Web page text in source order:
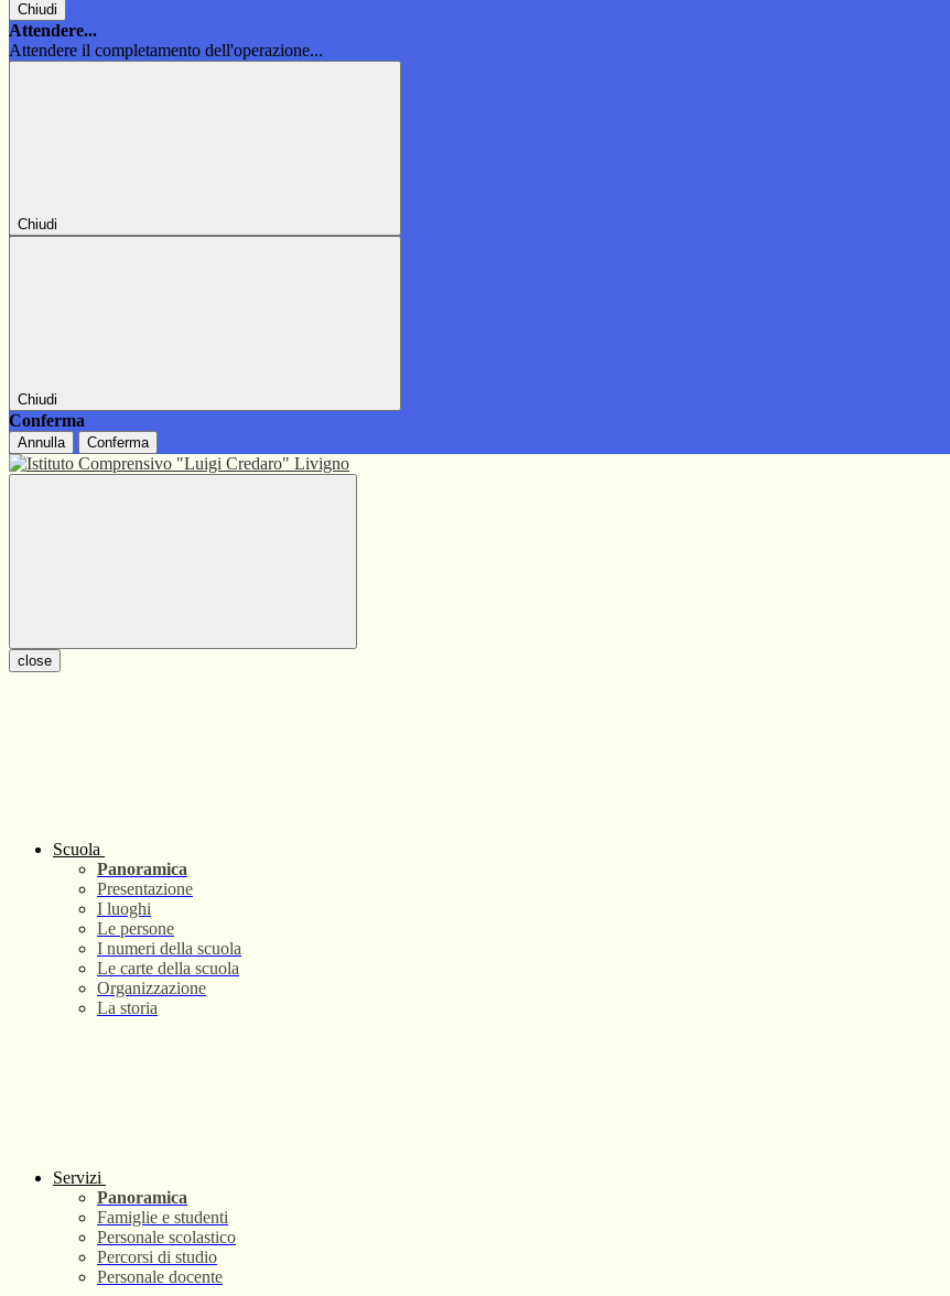
Chiudi
Attendere...
Attendere il completamento dell'operazione...
Chiudi
Chiudi
Conferma
Annulla Conferma
close
Scuola
Panoramica
Presentazione
I luoghi
Le persone
I numeri della scuola
Le carte della scuola
Organizzazione
La storia
Servizi
Panoramica
Famiglie e studenti
Personale scolastico
Percorsi di studio
Personale docente